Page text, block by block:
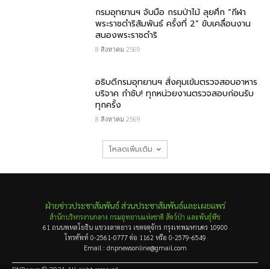
กรมอุทยานฯ จับมือ กรมป่าไม้ ลุยศึก “กีฬา
พระราชดำริสัมพันธ์ ครั้งที่ 2” ขับเคลื่อนงาน
สนองพระราชดำริ
8 สิงหาคม 2569
อธิบดีกรมอุทยานฯ สั่งคุมเข้มตรวจสอบอาหาร
บริจาค​ กำชับ! ทุกหน่วยงานตรวจสอบก่อนรับ
ทุกครั้ง
8 สิงหาคม 2569
โหลดเพิ่มเติม
ฝ่ายข่าวประชาสัมพันธ์ ส่วนประชาสัมพันธ์และเผยแพร่
สำนักบริหารงานกลาง กรมอุทยานแห่งชาติ สัตว์ป่า และพันธุ์พืช
61 ถนนพหลโยธิน แขวงลาดยาว เขตจตุจักร กรุงเทพมหานคร 10900
โทรศัพท์ 0-2561-0777 ต่อ 1162 หรือ 0-2579-6549
Email : dnpnewsonline@gmail.com